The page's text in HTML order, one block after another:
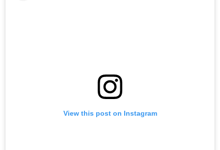
View this post on Instagram